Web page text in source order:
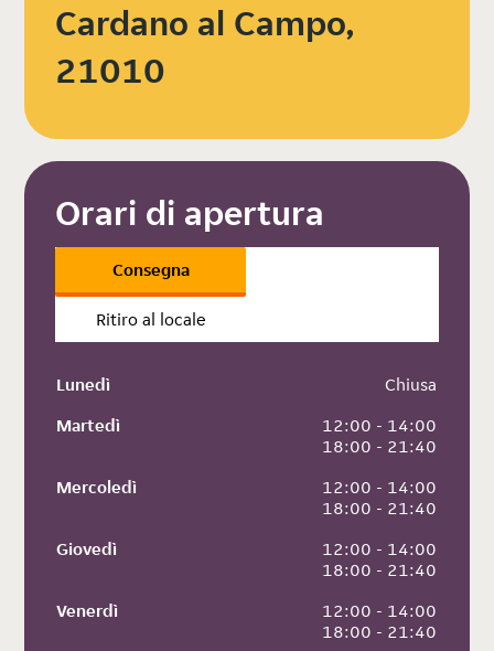
Cardano al Campo,
21010
Orari di apertura
Consegna
Ritiro al locale
Lunedì
Chiusa
Martedì
12:00 - 14:00
18:00 - 21:40
Mercoledì
12:00 - 14:00
18:00 - 21:40
Giovedì
12:00 - 14:00
18:00 - 21:40
Venerdì
12:00 - 14:00
18:00 - 21:40